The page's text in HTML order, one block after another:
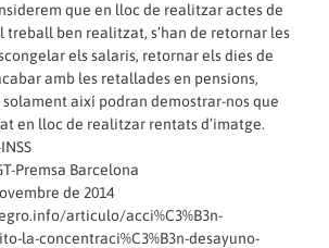
que en lloc de realitzar actes de
treball ben realitzat, s’han de retornar les
els salaris, retornar els dies de
amb les retallades en pensions,
així podran demostrar-nos que
en lloc de realitzar rentats d’imatge.
Premsa Barcelona
de 2014
articulo/acci%C3%B3n-
la-concentraci%C3%B3n-desayuno-